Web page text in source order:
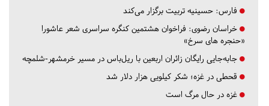
فارس: حسینیه تربیت برگزار می‌کند
خراسان رضوی: فراخوان هشتمین کنگره سراسری شعر عاشورا
«حنجره های سرخ»
جابه‌جایی رایگان زائران اربعین با ریل‌باس در مسیر خرمشهر-شلمچه
قحطی در غزه؛ شکر کیلویی هزار دلار شد
غزه در حال مرگ است